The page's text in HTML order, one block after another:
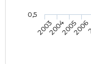
2003200420052006
0,5